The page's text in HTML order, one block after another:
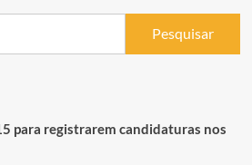
para registrarem candidaturas nos